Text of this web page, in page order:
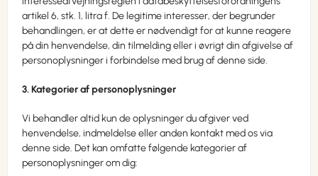
artikel 6, stk. 1, litra f. De legitime interesser, der begrunder
behandlingen, er at dette er nødvendigt for at kunne reagere
på din henvendelse, din tilmelding eller i øvrigt din afgivelse af
personoplysninger i forbindelse med brug af denne side.
3. Kategorier af personoplysninger
Vi behandler altid kun de oplysninger du afgiver ved
henvendelse, indmeldelse eller anden kontakt med os via
denne side. Det kan omfatte følgende kategorier af
personoplysninger om dig: